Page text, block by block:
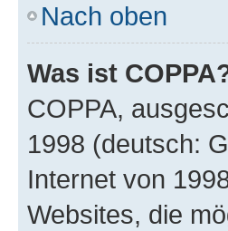
Nach oben
Was ist
COPPA,
1998 (deutsch:
Internet von
Websites, die